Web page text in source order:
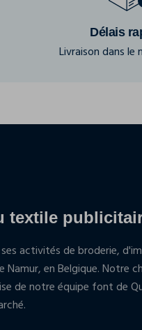
Délais
Livraison dans le
textile
activités de broderie,
Namur, en Belgique. Notre
de notre équipe font de